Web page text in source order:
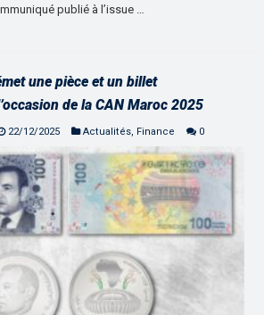
publié à l’issue …
une pièce et un billet
de la CAN Maroc 2025
22/12/2025 Actualités, Finance 0